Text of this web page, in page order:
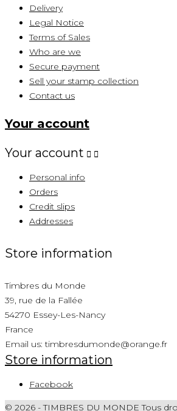
Delivery
Legal Notice
Terms of Sales
Who are we
Secure payment
Sell ​​your stamp collection
Contact us
Your account
Your account  
Personal info
Orders
Credit slips
Addresses
Store information
Timbres du Monde
39, rue de la Fallée
54270 Essey-Les-Nancy
France
Email us:timbresdumonde@orange.fr
Store information
Facebook
© 2026 - TIMBRES DU MONDE Tous